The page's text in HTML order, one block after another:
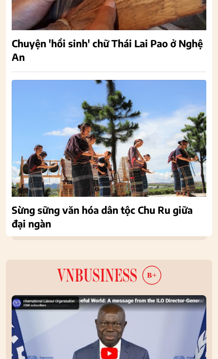
Chuyện 'hồi sinh' chữ Thái Lai Pao ở Nghệ
An
Sừng sững văn hóa dân tộc Chu Ru giữa
đại ngàn